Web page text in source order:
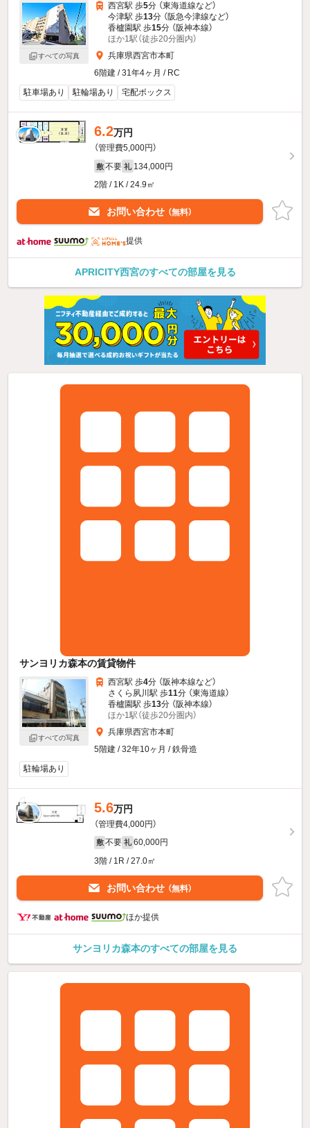
すべての写真
西宮駅 歩5分 （東海道線など）
今津駅 歩13分 （阪急今津線など）
香櫨園駅 歩15分 （阪神本線）
ほか1駅（徒歩20分圏内）
兵庫県西宮市本町
6階建 / 31年4ヶ月 / RC
駐車場あり
駐輪場あり 宅配ボックス
6.2万円
（管理費5,000円）
敷 不要 礼 134,000円
2階 / 1K / 24.9㎡
お問い合わせ （無料）
提供
APRICITY西宮のすべての部屋を見る
サンヨリカ森本の賃貸物件
すべての写真
西宮駅 歩4分 （阪神本線など）
さくら夙川駅 歩11分 （東海道線）
香櫨園駅 歩13分 （阪神本線）
ほか1駅（徒歩20分圏内）
兵庫県西宮市本町
5階建 / 32年10ヶ月 / 鉄骨造
駐輪場あり
5.6万円
（管理費4,000円）
敷 不要 礼 60,000円
3階 / 1R / 27.0㎡
お問い合わせ （無料）
ほか提供
サンヨリカ森本のすべての部屋を見る